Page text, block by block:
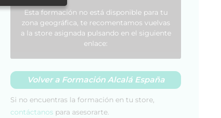
Esta formación no está disponible para tu
zona geográfica, te recomentamos vuelvas
a la store asignada pulsando en el siguiente
enlace:
Volver a Formación Alcalá España
Si no encuentras la formación en tu store,
contáctanos para asesorarte.